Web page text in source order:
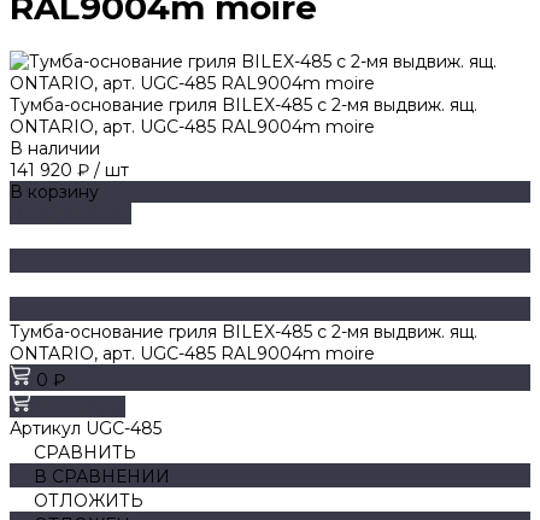
Тумба-основание гриля BILEX-485 с 2-мя выдвиж. ящ.
ONTARIO, арт. UGC-485 RAL9004m moire
В наличии
141 920 ₽ / шт
В корзину
Тумба-основание гриля BILEX-485 с 2-мя выдвиж. ящ.
ONTARIO, арт. UGC-485 RAL9004m moire
0 ₽
Артикул UGC-485
СРАВНИТЬ
В СРАВНЕНИИ
ОТЛОЖИТЬ